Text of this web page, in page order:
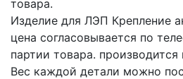
товара.
Изделие для ЛЭП Крепление
цена согласовывается по
партии товара.
Вес каждой детали можно